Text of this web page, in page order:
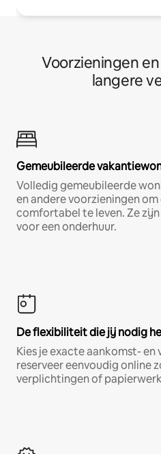
Voorzieningen
langere
Gemeubileerde
Volledig gemeubileerde
en andere voorzieningen
comfortabel te leven. Ze
voor een onderhuur.
De flexibiliteit die jij nodig
Kies je exacte aankomst-
reserveer eenvoudig online
verplichtingen of